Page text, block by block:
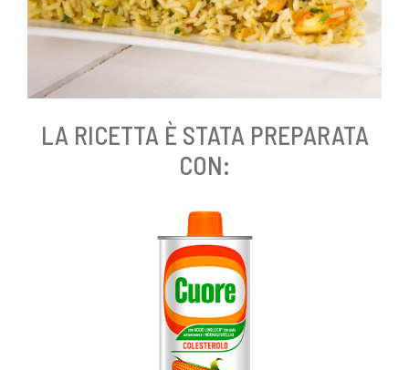
LA RICETTA È STATA PREPARATA
CON: